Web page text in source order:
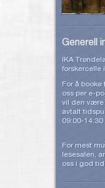
Generell
IKA
forskercelle
For å
oss per e-
vil den være
avtalt
09:00-14:30
For mest
lesesalen,
oss i god